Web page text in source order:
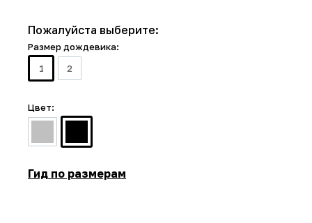
Пожалуйста выберите:
Размер дождевика:
1
2
Цвет:
Гид по размерам